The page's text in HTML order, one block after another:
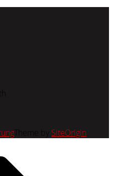
Theme by SiteOrigin